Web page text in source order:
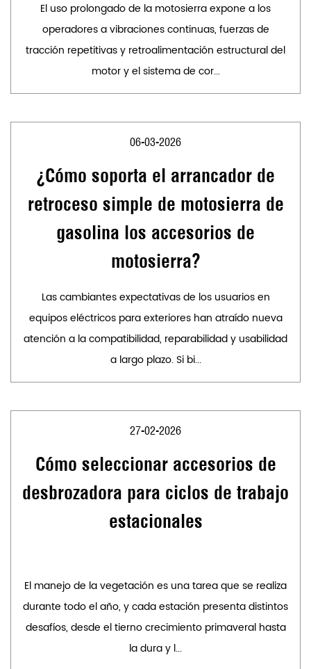
El uso prolongado de la motosierra expone a los
operadores a vibraciones continuas, fuerzas de
tracción repetitivas y retroalimentación estructural del
motor y el sistema de cor...
06-03-2026
¿Cómo soporta el arrancador de
retroceso simple de motosierra de
gasolina los accesorios de
motosierra?
Las cambiantes expectativas de los usuarios en
equipos eléctricos para exteriores han atraído nueva
atención a la compatibilidad, reparabilidad y usabilidad
a largo plazo. Si bi...
27-02-2026
Cómo seleccionar accesorios de
desbrozadora para ciclos de trabajo
estacionales
El manejo de la vegetación es una tarea que se realiza
durante todo el año, y cada estación presenta distintos
desafíos, desde el tierno crecimiento primaveral hasta
la dura y l...